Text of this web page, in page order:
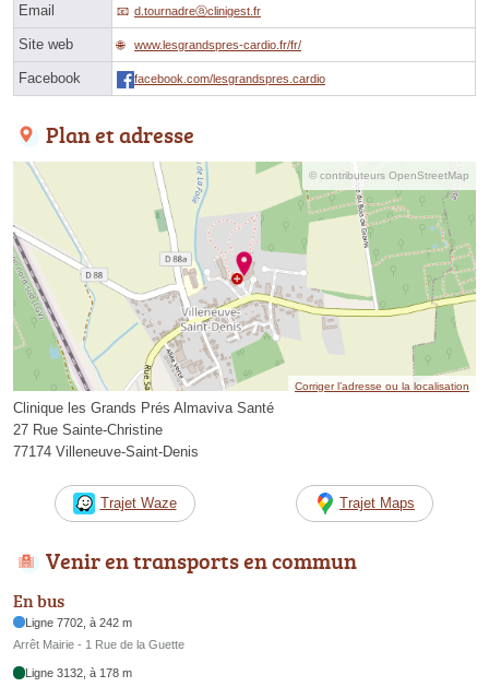
Email d.tournadreⓐclinigest.fr
Site web www.lesgrandspres-cardio.fr/fr/
Facebook facebook.com/lesgrandspres.cardio
Plan et adresse
© contributeurs OpenStreetMap
Corriger l’adresse ou la localisation
Clinique les Grands Prés Almaviva Santé
27 Rue Sainte-Christine
77174 Villeneuve-Saint-Denis
Trajet Waze Trajet Maps
Venir en transports en commun
En bus
Ligne 7702, à 242 m
Arrêt Mairie - 1 Rue de la Guette
Ligne 3132, à 178 m